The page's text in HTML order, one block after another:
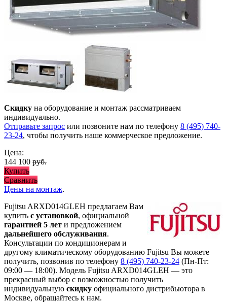
Скидку на оборудование и монтаж рассматриваем
индивидуально.
Отправьте запрос или позвоните нам по телефону 8 (495) 740-
23-24, чтобы получить наше коммерческое предложение.
Цена:
144 100 руб.
Купить
Сравнить
Цены на монтаж.
Fujitsu ARXD014GLEH предлагаем Вам
купить с установкой, официальной
гарантией 5 лет и предложением
дальнейшего обслуживания.
Консультации по кондиционерам и
другому климатическому оборудованию Fujitsu Вы можете
получить, позвонив по телефону 8 (495) 740-23-24 (Пн-Пт:
09:00 — 18:00). Модель Fujitsu ARXD014GLEH — это
прекрасный выбор с возможностью получить
индивидуальную скидку официального дистрибьютора в
Москве, обращайтесь к нам.